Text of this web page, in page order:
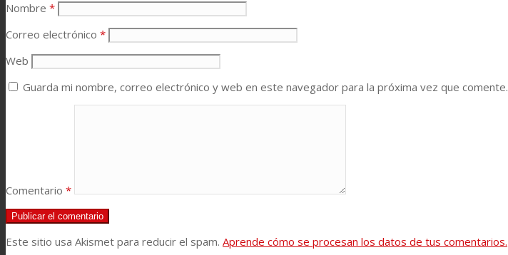
Sostenibilidad
Nombre *
Correo electrónico *
Web
Guarda mi nombre, correo electrónico y web en este navegador para la próxima vez que comente.
Comentario *
Este sitio usa Akismet para reducir el spam. Aprende cómo se procesan los datos de tus comentarios.